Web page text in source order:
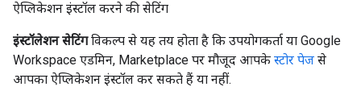
ऐप्लिकेशन इंस्टॉल करने की सेटिंग
इंस्टॉलेशन सेटिंगविकल्प से यह तय होता है कि उपयोगकर्ता या Google
Workspace एडमिन, Marketplace पर मौजूद आपके स्टोर पेज से
आपका ऐप्लिकेशन इंस्टॉल कर सकते हैं या नहीं.